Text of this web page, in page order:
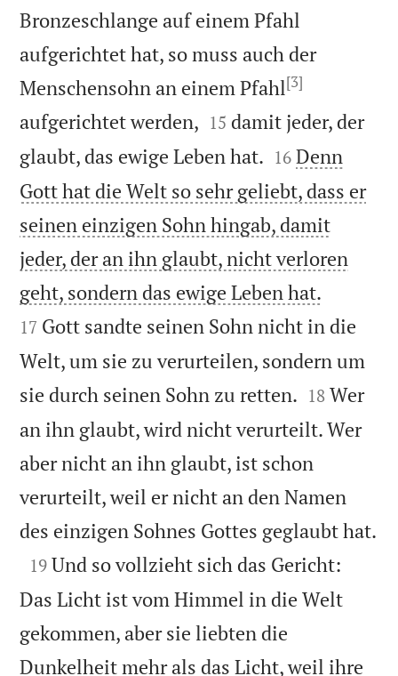
Bronzeschlange auf einem Pfahl
aufgerichtet hat, so muss auch der
Menschensohn an einem Pfahl[3]
aufgerichtet werden, 

15 damit jeder, der
glaubt, das ewige Leben hat. 

16 Denn
Gott hat die Welt so sehr geliebt, dass er
seinen einzigen Sohn hingab, damit
jeder, der an ihn glaubt, nicht verloren
geht, sondern das ewige Leben hat.
17 Gott sandte seinen Sohn nicht in die
Welt, um sie zu verurteilen, sondern um
sie durch seinen Sohn zu retten. 

18 Wer
an ihn glaubt, wird nicht verurteilt. Wer
aber nicht an ihn glaubt, ist schon
verurteilt, weil er nicht an den Namen
des einzigen Sohnes Gottes geglaubt hat.

19 Und so vollzieht sich das Gericht:
Das Licht ist vom Himmel in die Welt
gekommen, aber sie liebten die
Dunkelheit mehr als das Licht, weil ihre